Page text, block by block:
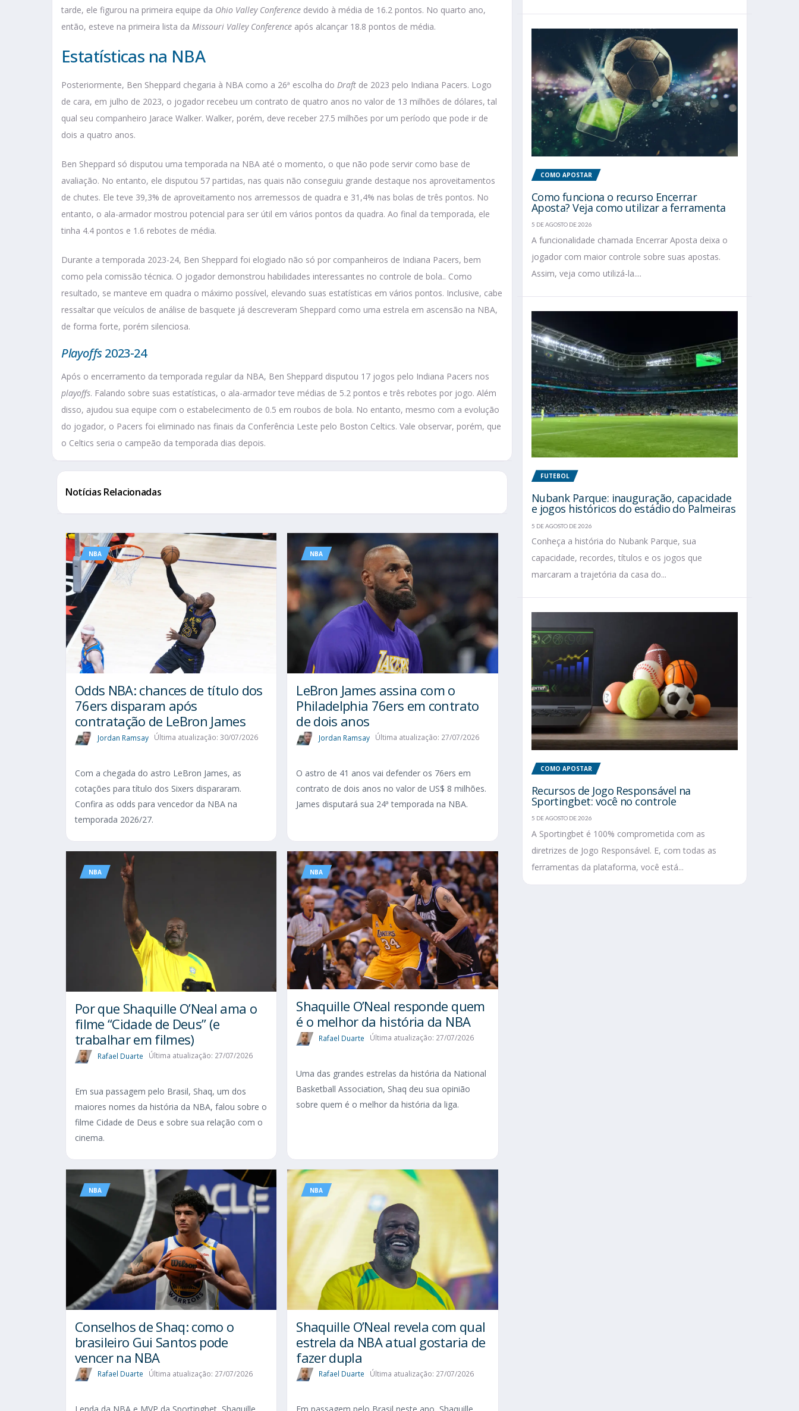
tarde, ele figurou na primeira equipe da Ohio Valley Conference devido à média de 16.2 pontos. No quarto ano,
então, esteve na primeira lista da Missouri Valley Conference após alcançar 18.8 pontos de média.
Estatísticas na NBA
Posteriormente, Ben Sheppard chegaria à NBA como a 26ª escolha do Draft de 2023 pelo Indiana Pacers. Logo
de cara, em julho de 2023, o jogador recebeu um contrato de quatro anos no valor de 13 milhões de dólares, tal
qual seu companheiro Jarace Walker. Walker, porém, deve receber 27.5 milhões por um período que pode ir de
dois a quatro anos.
Ben Sheppard só disputou uma temporada na NBA até o momento, o que não pode servir como base de
avaliação. No entanto, ele disputou 57 partidas, nas quais não conseguiu grande destaque nos aproveitamentos
de chutes. Ele teve 39,3% de aproveitamento nos arremessos de quadra e 31,4% nas bolas de três pontos. No
entanto, o ala-armador mostrou potencial para ser útil em vários pontos da quadra. Ao final da temporada, ele
tinha 4.4 pontos e 1.6 rebotes de média.
Durante a temporada 2023-24, Ben Sheppard foi elogiado não só por companheiros de Indiana Pacers, bem
como pela comissão técnica. O jogador demonstrou habilidades interessantes no controle de bola.. Como
resultado, se manteve em quadra o máximo possível, elevando suas estatísticas em vários pontos. Inclusive, cabe
ressaltar que veículos de análise de basquete já descreveram Sheppard como uma estrela em ascensão na NBA,
de forma forte, porém silenciosa.
Playoffs2023-24
Após o encerramento da temporada regular da NBA, Ben Sheppard disputou 17 jogos pelo Indiana Pacers nos
playoffs. Falando sobre suas estatísticas, o ala-armador teve médias de 5.2 pontos e três rebotes por jogo. Além
disso, ajudou sua equipe com o estabelecimento de 0.5 em roubos de bola. No entanto, mesmo com a evolução
do jogador, o Pacers foi eliminado nas finais da Conferência Leste pelo Boston Celtics. Vale observar, porém, que
o Celtics seria o campeão da temporada dias depois.
Notícias Relacionadas
NBA
Odds NBA: chances de título dos
76ers disparam após
contratação de LeBron James
Jordan Ramsay Última atualização: 30/07/2026
Com a chegada do astro LeBron James, as
cotações para título dos Sixers dispararam.
Confira as odds para vencedor da NBA na
temporada 2026/27.
NBA
LeBron James assina com o
Philadelphia 76ers em contrato
de dois anos
Jordan Ramsay Última atualização: 27/07/2026
O astro de 41 anos vai defender os 76ers em
contrato de dois anos no valor de US$ 8 milhões.
James disputará sua 24ª temporada na NBA.
NBA
Por que Shaquille O’Neal ama o
filme “Cidade de Deus” (e
trabalhar em filmes)
Rafael Duarte Última atualização: 27/07/2026
Em sua passagem pelo Brasil, Shaq, um dos
maiores nomes da história da NBA, falou sobre o
filme Cidade de Deus e sobre sua relação com o
cinema.
NBA
Shaquille O’Neal responde quem
é o melhor da história da NBA
Rafael Duarte Última atualização: 27/07/2026
Uma das grandes estrelas da história da National
Basketball Association, Shaq deu sua opinião
sobre quem é o melhor da história da liga.
NBA
Conselhos de Shaq: como o
brasileiro Gui Santos pode
vencer na NBA
Rafael Duarte Última atualização: 27/07/2026
NBA
Shaquille O’Neal revela com qual
estrela da NBA atual gostaria de
fazer dupla
Rafael Duarte Última atualização: 27/07/2026
COMO APOSTAR
Como funciona o recurso Encerrar
Aposta? Veja como utilizar a ferramenta
5 DE AGOSTO DE 2026
A funcionalidade chamada Encerrar Aposta deixa o
jogador com maior controle sobre suas apostas.
Assim, veja como utilizá-la....
FUTEBOL
Nubank Parque: inauguração, capacidade
e jogos históricos do estádio do Palmeiras
5 DE AGOSTO DE 2026
Conheça a história do Nubank Parque, sua
capacidade, recordes, títulos e os jogos que
marcaram a trajetória da casa do...
COMO APOSTAR
Recursos de Jogo Responsável na
Sportingbet: você no controle
5 DE AGOSTO DE 2026
A Sportingbet é 100% comprometida com as
diretrizes de Jogo Responsável. E, com todas as
ferramentas da plataforma, você está...